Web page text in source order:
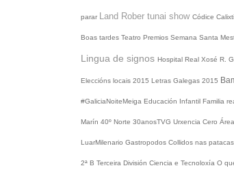
parar Land Rober tunai show Códice
Boas tardes Teatro Premios Semana Santa
Lingua de signos Hospital Real Xosé R.
Eleccións locais 2015 Letras Galegas 2015
#GaliciaNoiteMeiga Educación Infantil Familia
Marín 40º Norte 30anosTVG Urxencia Cero
LuarMilenario Gastropodos Collidos nas patacas
2ª B Terceira División Ciencia e Tecnoloxía O